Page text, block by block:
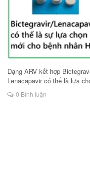
Dạng ARV kết hợp
Lenacapavir có thể là lựa
0 Bình luận